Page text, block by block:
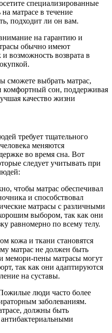
специализированные
матрасе в течение
подходит ли он вам.
на гарантию и
обычно имеют
возможность возврата в
сможете выбрать матрас,
комфортный сон, поддерживая
качество жизни
требует тщательного
меняются
во время сна. Вот
следует учитывать при
чтобы матрас обеспечивал
и способствовал
матрасы с различными
выбором, так как они
равномерно по всему телу.
кожа и ткани становятся
матрас не должен быть
мемори-пены матрасы могут
так как они адаптируются
на суставы.
люди часто более
заболеваниям.
должны быть